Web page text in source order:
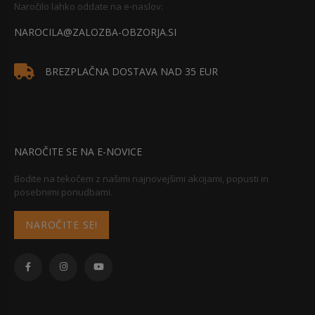
Naročilo lahko oddate na e-naslov:
NAROCILA@ZALOZBA-OBZORJA.SI
BREZPLAČNA DOSTAVA NAD 35 EUR
NAROČITE SE NA E-NOVICE
Bodite na tekočem z našimi najnovejšimi akcijami, popusti in
posebnimi ponudbami.
NAROČITE SE!